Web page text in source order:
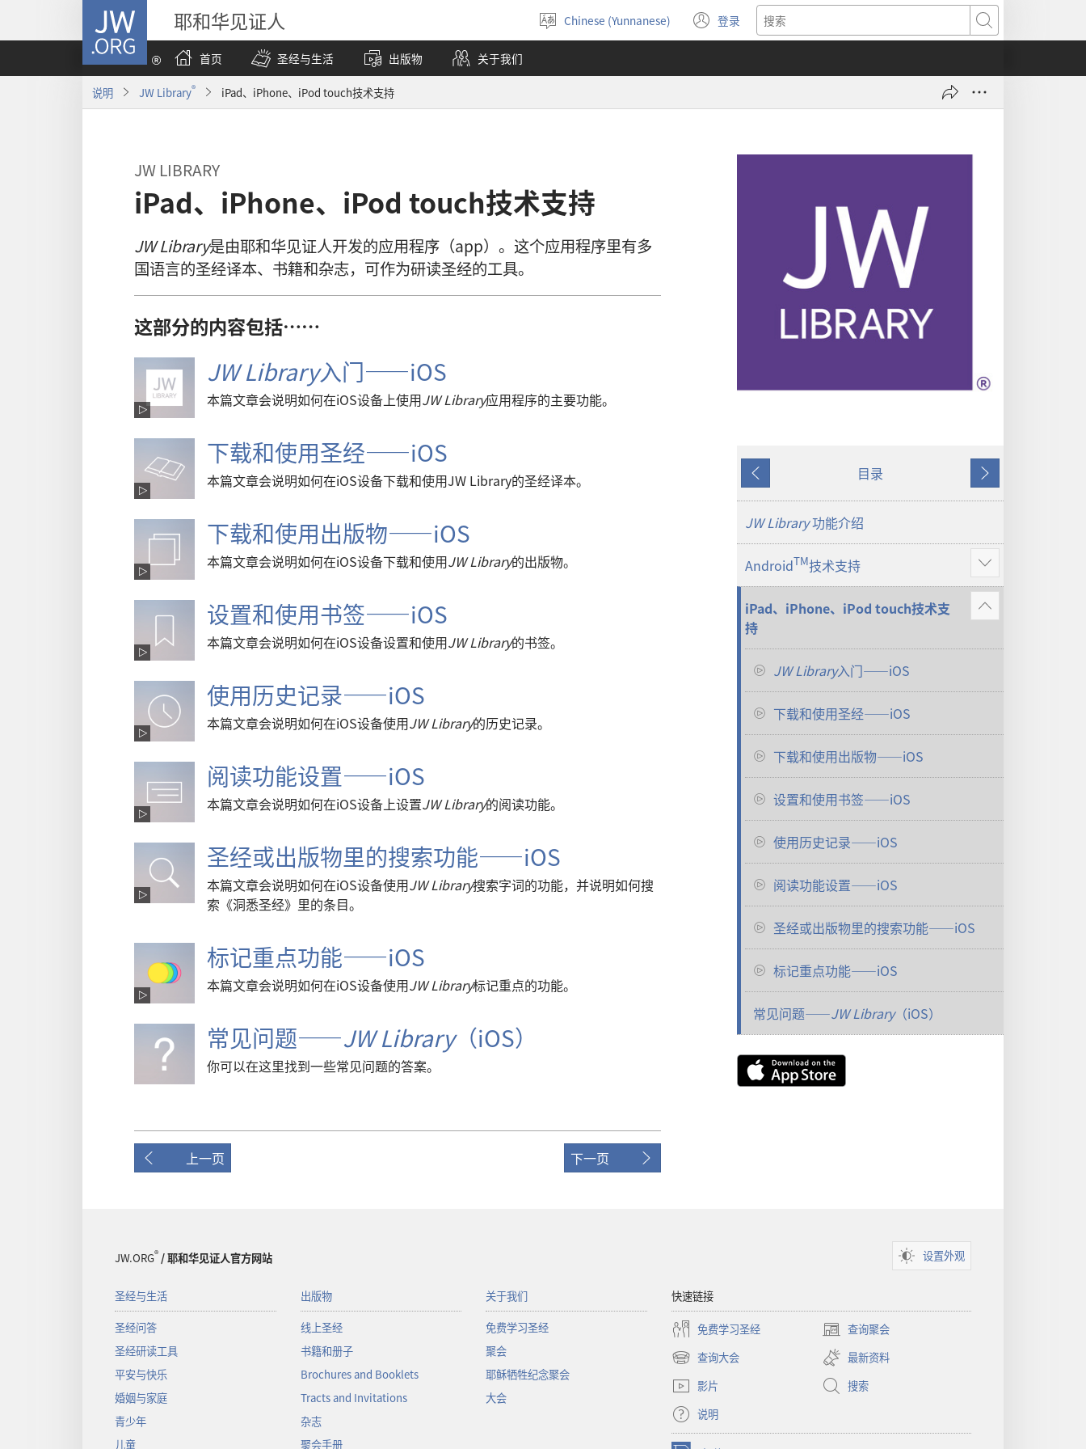
JW.ORG 耶和华见证人
选
择
言
Chinese (Yunnanese) 登录
（打
开
窗
搜
索
首页
圣经与生活 出版物 关于我们
说明 JW Library® iPad、iPhone、iPod touch技术支持
JW LIBRARY
iPad、iPhone、iPod touch技术支持
JW Library是由耶和华见证人开发的应用程序（app）。这个应用程序里有多
国语言的圣经译本、书籍和杂志，可作为研读圣经的工具。
这部分的内容包括……
JW Library入门——iOS
本篇文章会说明如何在iOS设备上使用JW Library应用程序的主要功能。
下载和使用圣经——iOS
本篇文章会说明如何在iOS设备下载和使用JW Library的圣经译本。
下载和使用出版物——iOS
本篇文章会说明如何在iOS设备下载和使用JW Library的出版物。
设置和使用书签——iOS
本篇文章会说明如何在iOS设备设置和使用JW Library的书签。
使用历史记录——iOS
本篇文章会说明如何在iOS设备使用JW Library的历史记录。
阅读功能设置——iOS
本篇文章会说明如何在iOS设备上设置JW Library的阅读功能。
圣经或出版物里的搜索功能——iOS
本篇文章会说明如何在iOS设备使用JW Library搜索字词的功能，并说明如何搜
索《洞悉圣经》里的条目。
标记重点功能——iOS
本篇文章会说明如何在iOS设备使用JW Library标记重点的功能。
常见问题——JW Library（iOS）
你可以在这里找到一些常见问题的答案。
上一页 下一页
上
一
页
目录
下
一
JW Library功能介绍
AndroidTM技术支持
显
示
更
iPad、iPhone、iPod touch技术支
持
显
更
JW Library入门——iOS
下载和使用圣经——iOS
下载和使用出版物——iOS
设置和使用书签——iOS
使用历史记录——iOS
阅读功能设置——iOS
圣经或出版物里的搜索功能——iOS
标记重点功能——iOS
常见问题——JW Library（iOS）
Download
on
JW.ORG®/ 耶和华见证人官方网站 设置外观
圣经与生活
圣经问答
圣经研读工具
平安与快乐
婚姻与家庭
青少年
儿童
出版物
线上圣经
书籍和册子
Brochures and Booklets
Tracts and Invitations
杂志
聚会手册
关于我们
免费学习圣经
聚会
耶稣牺牲纪念聚会
大会
快速链接
免费学习圣经 查询聚会
（打
开
新
窗
口）
查询大会
（打
开
新
窗
口）
最新资料
影片
搜索
说明